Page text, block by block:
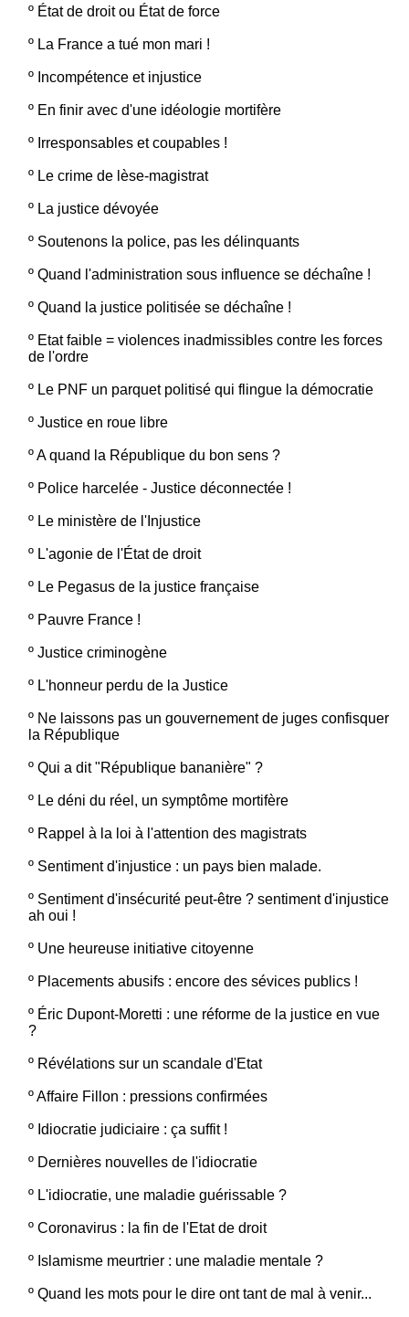
º État de droit ou État de force
º La France a tué mon mari !
º Incompétence et injustice
º En finir avec d'une idéologie mortifère
º Irresponsables et coupables !
º Le crime de lèse-magistrat
º La justice dévoyée
º Soutenons la police, pas les délinquants
º Quand l'administration sous influence se déchaîne !
º Quand la justice politisée se déchaîne !
º Etat faible = violences inadmissibles contre les forces
de l'ordre
º Le PNF un parquet politisé qui flingue la démocratie
º Justice en roue libre
ºA quand la République du bon sens ?
º Police harcelée - Justice déconnectée !
º Le ministère de l'Injustice
º L'agonie de l'État de droit
º Le Pegasus de la justice française
º Pauvre France !
º Justice criminogène
º L'honneur perdu de la Justice
º Ne laissons pas un gouvernement de juges confisquer
la République
º Qui a dit "République bananière" ?
º Le déni du réel, un symptôme mortifère
º Rappel à la loi à l'attention des magistrats
º Sentiment d'injustice : un pays bien malade.
º Sentiment d'insécurité peut-être ? sentiment d'injustice
ah oui !
º Une heureuse initiative citoyenne
º Placements abusifs : encore des sévices publics !
º Éric Dupont-Moretti : une réforme de la justice en vue
?
º Révélations sur un scandale d'Etat
ºAffaire Fillon : pressions confirmées
º Idiocratie judiciaire : ça suffit !
º Dernières nouvelles de l'idiocratie
º L'idiocratie, une maladie guérissable ?
º Coronavirus : la fin de l'Etat de droit
º Islamisme meurtrier : une maladie mentale ?
º Quand les mots pour le dire ont tant de mal à venir...